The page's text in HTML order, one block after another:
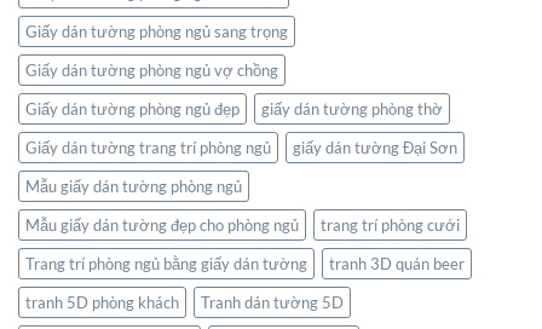
Giấy dán tường phòng ngủ sang trọng
Giấy dán tường phòng ngủ vợ chồng
Giấy dán tường phòng ngủ đẹp
giấy dán tường phòng thờ
Giấy dán tường trang trí phòng ngủ
giấy dán tường Đại Sơn
Mẫu giấy dán tường phòng ngủ
Mẫu giấy dán tường đẹp cho phòng ngủ
trang trí phòng cưới
Trang trí phòng ngủ bằng giấy dán tường
tranh 3D quán beer
tranh 5D phòng khách
Tranh dán tường 5D